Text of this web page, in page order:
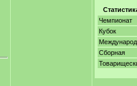
Чемпионат
Кубок
Сборная